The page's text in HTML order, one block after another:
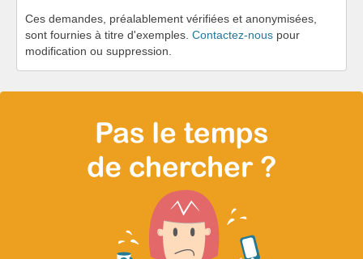
Ces demandes, préalablement vérifiées et anonymisées,
sont fournies à titre d'exemples. Contactez-nous pour
modification ou suppression.